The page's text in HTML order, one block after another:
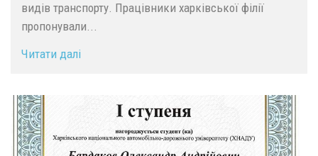
видів транспорту. Працівники харківської філії
пропонували...
Читати далі